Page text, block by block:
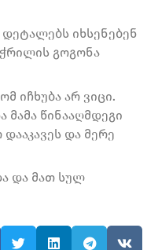
იხსენებენ
გოგონა
იჩხუბა არ ვიცი.
მამა წინააღმდეგი
და მერე
და მათ სულ